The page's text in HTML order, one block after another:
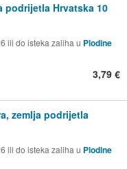
podrijetla Hrvatska 10
ili do isteka zaliha u Plodine
3,79 €
zemlja podrijetla
ili do isteka zaliha u Plodine